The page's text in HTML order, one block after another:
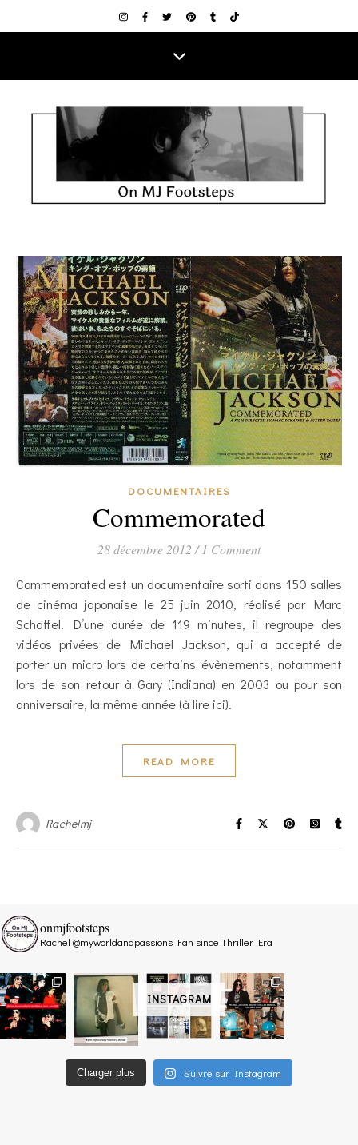
DOCUMENTAIRES
Commemorated
28 décembre 2012 / 1 Comment
Commemorated est un documentaire sorti dans 150 salles
de cinéma japonaise le 25 juin 2010, réalisé par Marc
Schaffel. D’une durée de 119 minutes, il regroupe des
vidéos privées de Michael Jackson, qui a accepté de
porter un micro lors de certains évènements, notamment
lors de son retour à Gary (Indiana) en 2003 ou pour son
anniversaire, la même année (à lire ici).
READ MORE
Rachelmj
INSTAGRAM
onmjfootsteps
Rachel @myworldandpassions Fan since Thriller Era
Charger plus Suivre sur Instagram